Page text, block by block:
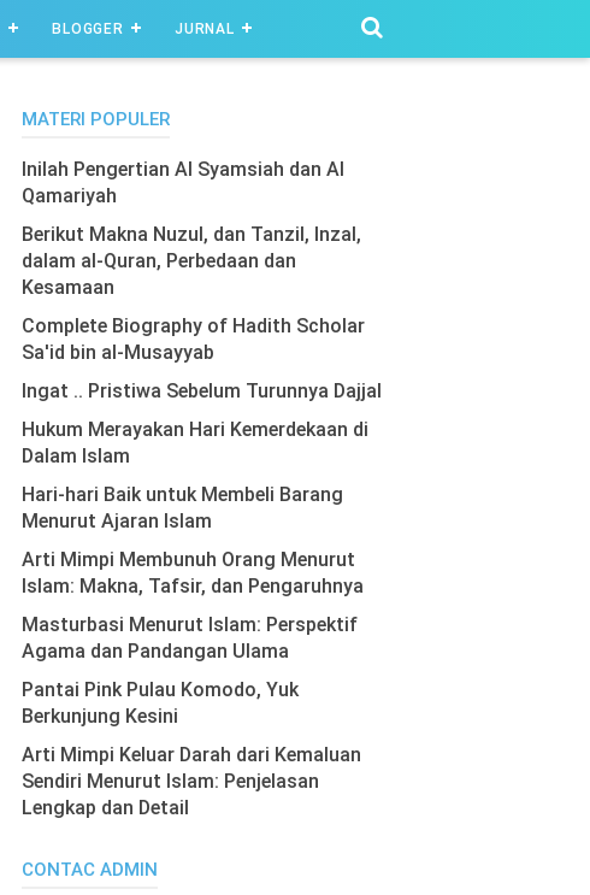
BLOGGER JURNAL
MATERI POPULER
Inilah Pengertian Al Syamsiah dan Al
Qamariyah
Berikut Makna Nuzul, dan Tanzil, Inzal,
dalam al-Quran, Perbedaan dan
Kesamaan
Complete Biography of Hadith Scholar
Sa'id bin al-Musayyab
Ingat .. Pristiwa Sebelum Turunnya Dajjal
Hukum Merayakan Hari Kemerdekaan di
Dalam Islam
Hari-hari Baik untuk Membeli Barang
Menurut Ajaran Islam
Arti Mimpi Membunuh Orang Menurut
Islam: Makna, Tafsir, dan Pengaruhnya
Masturbasi Menurut Islam: Perspektif
Agama dan Pandangan Ulama
Pantai Pink Pulau Komodo, Yuk
Berkunjung Kesini
Arti Mimpi Keluar Darah dari Kemaluan
Sendiri Menurut Islam: Penjelasan
Lengkap dan Detail
CONTAC ADMIN